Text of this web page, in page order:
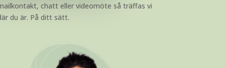
chatt eller videomöte så träffas vi
du är. På ditt sätt.